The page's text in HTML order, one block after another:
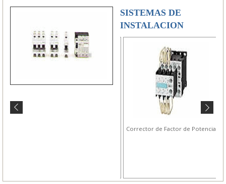
SISTEMAS DE
INSTALACION
Corrector de Factor de Potencia